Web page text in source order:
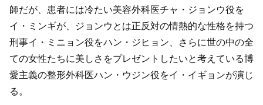
師だが、患者には冷たい美容外科医チャ・ジョンウ役を
イ・ミンギが、ジョンウとは正反対の情熱的な性格を持つ
刑事イ・ミニョン役をハン・ジヒョン、さらに世の中の全
ての女性たちに美しさをプレゼントしたいと考えている博
愛主義の整形外科医ハン・ウジン役をイ・イギョンが演じ
る。